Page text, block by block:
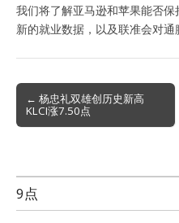
我们将了解亚马逊和苹果能否
新的就业数据，以及联准会对通
Post
navigation
← 杨忠礼双雄创历史新高
KLCI涨7.50点
9点